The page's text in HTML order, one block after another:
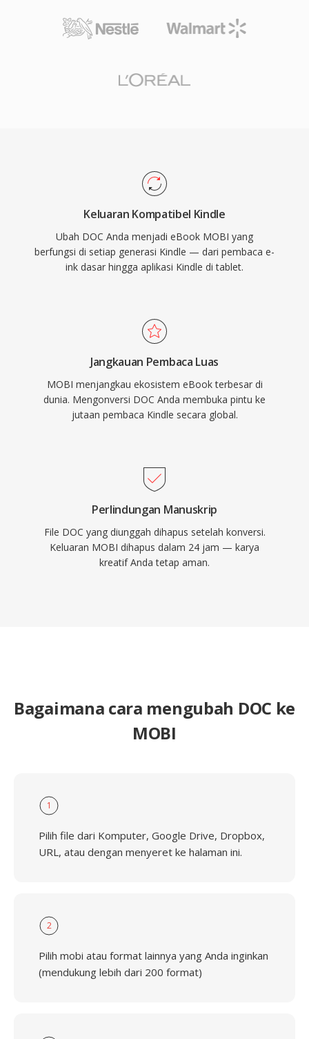
Keluaran Kompatibel Kindle
Ubah DOC Anda menjadi eBook MOBI yang
berfungsi di setiap generasi Kindle — dari pembaca e-
ink dasar hingga aplikasi Kindle di tablet.
Jangkauan Pembaca Luas
MOBI menjangkau ekosistem eBook terbesar di
dunia. Mengonversi DOC Anda membuka pintu ke
jutaan pembaca Kindle secara global.
Perlindungan Manuskrip
File DOC yang diunggah dihapus setelah konversi.
Keluaran MOBI dihapus dalam 24 jam — karya
kreatif Anda tetap aman.
Bagaimana cara mengubah DOC ke
MOBI
1
Pilih file dari Komputer, Google Drive, Dropbox,
URL, atau dengan menyeret ke halaman ini.
2
Pilih mobi atau format lainnya yang Anda inginkan
(mendukung lebih dari 200 format)